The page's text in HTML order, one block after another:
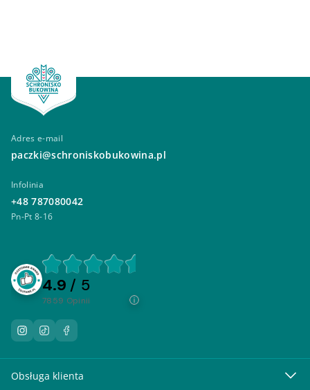
Adres e-mail
paczki@schroniskobukowina.pl
Infolinia
+48 787080042
Pn-Pt 8-16
4.9 / 5
7859 opinii
Obsługa klienta